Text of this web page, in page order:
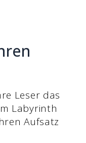
Leser das
Labyrinth
Aufsatz